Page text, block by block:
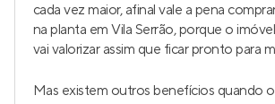
cada vez maior, afinal vale a pena
na planta em Vila Serrão, porque o
vai valorizar assim que ficar pronto para
Mas existem outros benefícios quando